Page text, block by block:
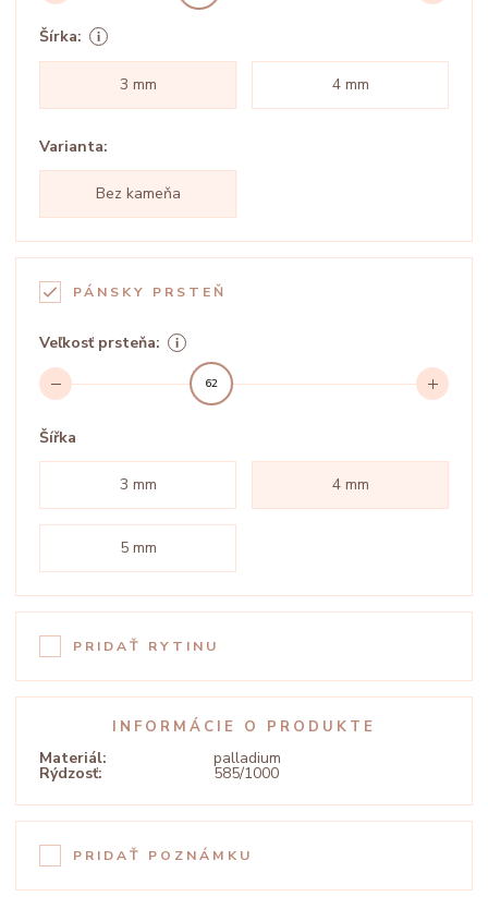
Šírka:
3 mm 4 mm
Varianta:
Bez kameňa
PÁNSKY PRSTEŇ
Veľkosť prsteňa:
62
Šířka
3 mm 4 mm
5 mm
PRIDAŤ RYTINU
INFORMÁCIE O PRODUKTE
Materiál: palladium
Rýdzosť: 585/1000
PRIDAŤ POZNÁMKU